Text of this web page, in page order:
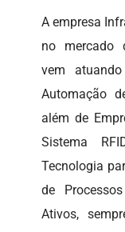
A empresa
no mercado
vem
Automação
além de
Sistema
Tecnologia
de
Ativos,